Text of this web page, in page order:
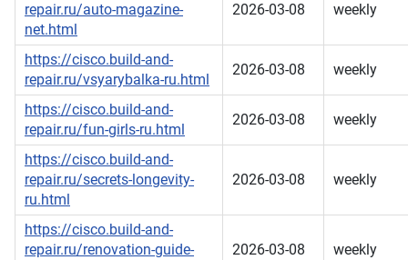
repair.ru/auto-magazine-
net.html
2026-03-08 weekly
https://cisco.build-and-
repair.ru/vsyarybalka-ru.html
2026-03-08 weekly
https://cisco.build-and-
repair.ru/fun-girls-ru.html
2026-03-08 weekly
https://cisco.build-and-
repair.ru/secrets-longevity-
ru.html
2026-03-08 weekly
https://cisco.build-and-
repair.ru/renovation-guide-
2026-03-08 weekly